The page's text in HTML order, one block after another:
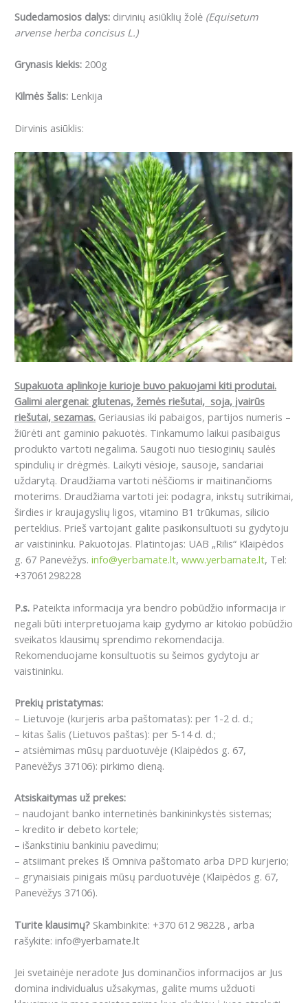
Sudedamosios dalys: dirvinių asiūklių žolė (Equisetum
arvense herba concisus L.)
Grynasis kiekis: 200g
Kilmės šalis: Lenkija
Dirvinis asiūklis:
Supakuota aplinkoje kurioje buvo pakuojami kiti produtai.
Galimi alergenai: glutenas, žemės riešutai, soja, įvairūs
riešutai, sezamas. Geriausias iki pabaigos, partijos numeris –
žiūrėti ant gaminio pakuotės. Tinkamumo laikui pasibaigus
produkto vartoti negalima. Saugoti nuo tiesioginių saulės
spindulių ir drėgmės. Laikyti vėsioje, sausoje, sandariai
uždarytą. Draudžiama vartoti nėščioms ir maitinančioms
moterims. Draudžiama vartoti jei: podagra, inkstų sutrikimai,
širdies ir kraujagyslių ligos, vitamino B1 trūkumas, silicio
perteklius. Prieš vartojant galite pasikonsultuoti su gydytoju
ar vaistininku. Pakuotojas. Platintojas: UAB „Rilis“ Klaipėdos
g. 67 Panevėžys. info@yerbamate.lt, www.yerbamate.lt, Tel:
+37061298228
P.s. Pateikta informacija yra bendro pobūdžio informacija ir
negali būti interpretuojama kaip gydymo ar kitokio pobūdžio
sveikatos klausimų sprendimo rekomendacija.
Rekomenduojame konsultuotis su šeimos gydytoju ar
vaistininku.
Prekių pristatymas:
– Lietuvoje (kurjeris arba paštomatas): per 1-2 d. d.;
– kitas šalis (Lietuvos paštas): per 5-14 d. d.;
– atsiėmimas mūsų parduotuvėje (Klaipėdos g. 67,
Panevėžys 37106): pirkimo dieną.
Atsiskaitymas už prekes:
– naudojant banko internetinės bankininkystės sistemas;
– kredito ir debeto kortele;
– išankstiniu bankiniu pavedimu;
– atsiimant prekes Iš Omniva paštomato arba DPD kurjerio;
– grynaisiais pinigais mūsų parduotuvėje (Klaipėdos g. 67,
Panevėžys 37106).
Turite klausimų? Skambinkite: +370 612 98228 , arba
rašykite: info@yerbamate.lt
Jei svetainėje neradote Jus dominančios informacijos ar Jus
domina individualus užsakymas, galite mums užduoti